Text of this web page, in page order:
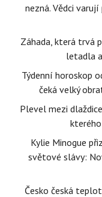
nezná. Vědci
Záhada, která trvá
letadla
Týdenní horoskop
čeká velký
Plevel mezi
Kylie Minogue
světové slávy:
Česko česká